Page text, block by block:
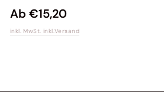
Ab €15,20
inkl. MwSt. inkl.Versand